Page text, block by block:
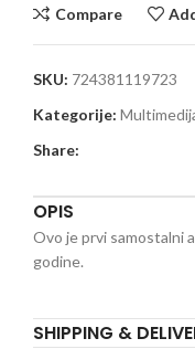
Compare
SKU: 724381119723
Kategorije:
Share:
OPIS
Ovo je prvi samostalni
godine.
SHIPPING &